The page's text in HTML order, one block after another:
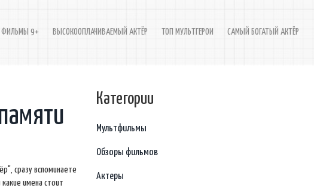
ФИЛЬМЫ 9+ ВЫСОКООПЛАЧИВАЕМЫЙ АКТЁР ТОП МУЛЬТГЕРОИ САМЫЙ БОГАТЫЙ АКТЁР
сразу вспоминаете
имена стоит
Категории
Мультфильмы
Обзоры фильмов
Актеры